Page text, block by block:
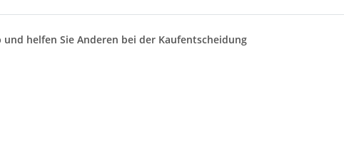
helfen Sie Anderen bei der Kaufentscheidung